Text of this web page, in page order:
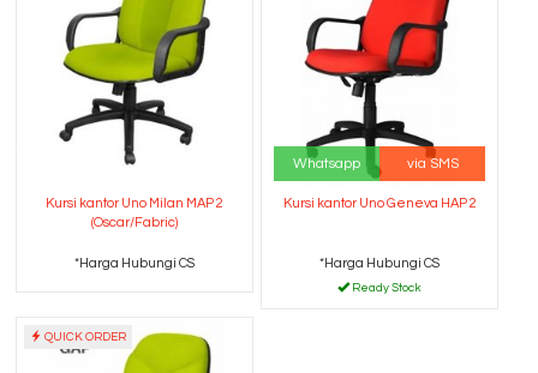
Kursi kantor Uno Milan MAP 2
(Oscar/Fabric)
*Harga Hubungi CS
Whatsapp via SMS
Kursi kantor Uno Geneva HAP 2
*Harga Hubungi CS
Ready Stock
QUICK ORDER